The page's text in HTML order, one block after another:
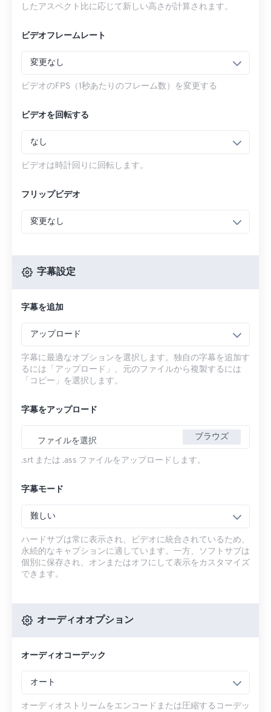
したアスペクト比に応じて新しい高さが計算されます。
ビデオフレームレート
変更なし
ビデオのFPS（1秒あたりのフレーム数）を変更する
ビデオを回転する
なし
ビデオは時計回りに回転します。
フリップビデオ
変更なし
字幕設定
字幕を追加
アップロード
字幕に最適なオプションを選択します。独自の字幕を追加す
るには「アップロード」、元のファイルから複製するには
「コピー」を選択します。
字幕をアップロード
ファイルを選択 ブラウズ
.srt または .ass ファイルをアップロードします。
字幕モード
難しい
ハードサブは常に表示され、ビデオに統合されているため、
永続的なキャプションに適しています。一方、ソフトサブは
個別に保存され、オンまたはオフにして表示をカスタマイズ
できます。
オーディオオプション
オーディオコーデック
オート
オーディオストリームをエンコードまたは圧縮するコーデッ